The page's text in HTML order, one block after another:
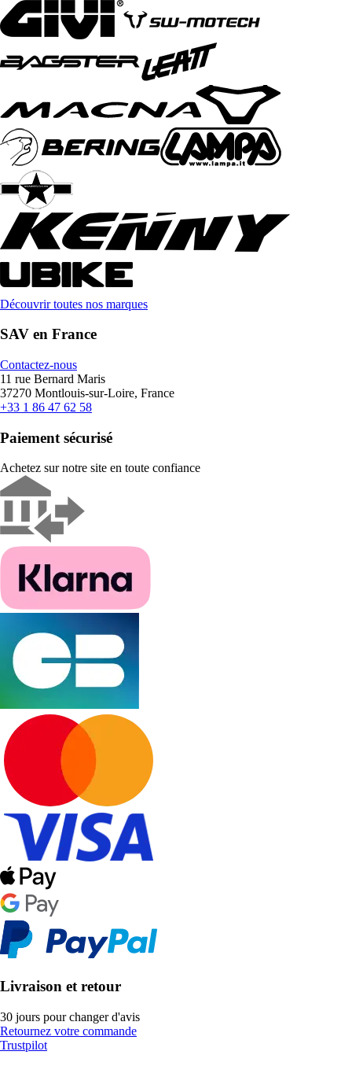
Découvrir toutes nos marques
SAV en France
Contactez-nous
11 rue Bernard Maris
37270 Montlouis-sur-Loire, France
+33 1 86 47 62 58
Paiement sécurisé
Achetez sur notre site en toute confiance
Livraison et retour
30 jours pour changer d'avis
Retournez votre commande
Trustpilot